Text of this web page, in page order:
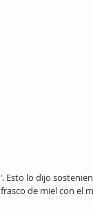
Esto lo dijo
de miel con el